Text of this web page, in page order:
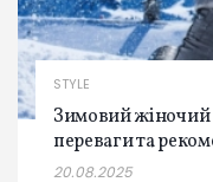
STYLE
Зимовий жіночий
переваги та
20.08.2025